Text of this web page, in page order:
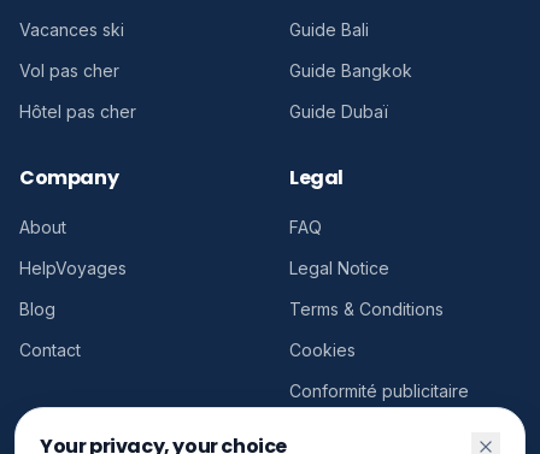
Vacances ski
Vol pas cher
Hôtel pas cher
Guide Bali
Guide Bangkok
Guide Dubaï
Company
About
HelpVoyages
Blog
Contact
Legal
FAQ
Legal Notice
Terms & Conditions
Cookies
Conformité publicitaire
Your privacy, your choice